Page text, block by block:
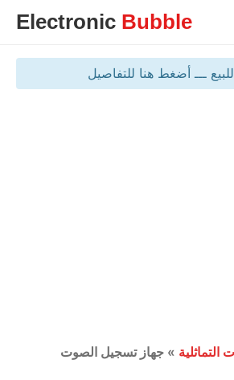
Electronic Bubble
ـــ أضغط هنا للتفاصيل
التماثلية » جهاز تسجيل الصوت